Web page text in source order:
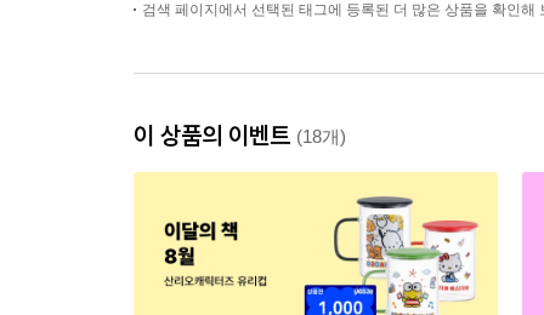
검색 페이지에서 선택된 태그에 등록된 더 많은 상품을 확인해
이 상품의 이벤트 (18개)